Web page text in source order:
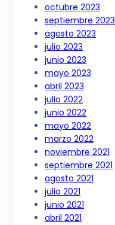
octubre 2023
septiembre 2023
agosto 2023
julio 2023
junio 2023
mayo 2023
abril 2023
julio 2022
junio 2022
mayo 2022
marzo 2022
noviembre 2021
septiembre 2021
agosto 2021
julio 2021
junio 2021
abril 2021